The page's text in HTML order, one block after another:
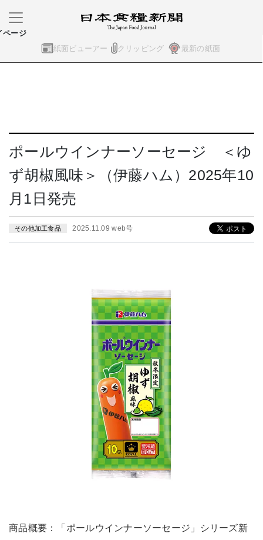
紙面ビューアー クリッピング 最新の紙面
ページ
ポールウインナーソーセージ ＜ゆ
ず胡椒風味＞（伊藤ハム）2025年10
月1日発売
その他加工食品 2025.11.09 web号
商品概要：「ポールウインナーソーセージ」シリーズ新